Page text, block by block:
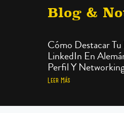
Blog &
Cómo Destacar
LinkedIn En
Perfil Y
Leer Más